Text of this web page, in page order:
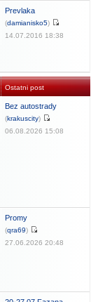
Prevlaka
(damianisko5)
14.07.2016 18:38
Ostatni post
Bez autostrady
(krakuscity)
06.08.2026 15:08
Promy
(qra69)
27.06.2026 20:48